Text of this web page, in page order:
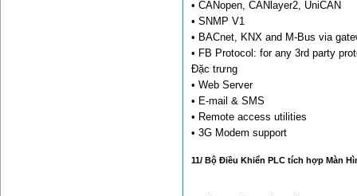
• CANopen, CANlayer2, UniCAN
• SNMP V1
• BACnet, KNX and M-Bus via
• FB Protocol: for any 3rd party
Đặc trưng
• Web Server
• E-mail & SMS
• Remote access utilities
• 3G Modem support
11/ Bộ Điều Khiển PLC tích hợp Màn